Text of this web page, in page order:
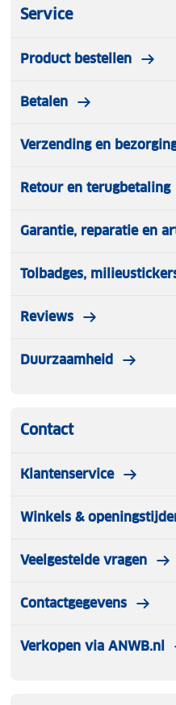
Service
Product bestellen
Betalen
Verzending en
Retour en terugbetaling
Garantie, reparatie en
Tolbadges,
Reviews
Duurzaamheid
Contact
Klantenservice
Winkels &
Veelgestelde vragen
Contactgegevens
Verkopen via ANWB.nl